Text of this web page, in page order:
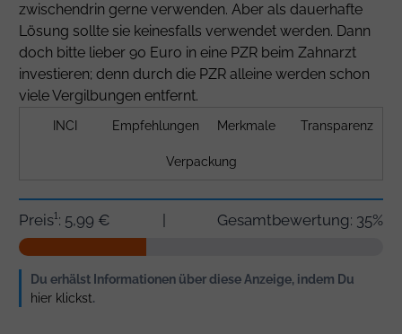
zwischendrin gerne verwenden. Aber als dauerhafte
Lösung sollte sie keinesfalls verwendet werden. Dann
doch bitte lieber 90 Euro in eine PZR beim Zahnarzt
investieren; denn durch die PZR alleine werden schon
viele Vergilbungen entfernt.
INCI Empfehlungen Merkmale Transparenz
Verpackung
Preis¹: 5,99 € Gesamtbewertung: 35%
Du erhälst Informationen über diese Anzeige, indem Du
hier klickst.